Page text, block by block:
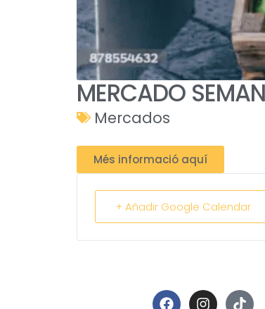
MERCADO
Mercados
Més informació aquí
+ Añadir Google Calendar